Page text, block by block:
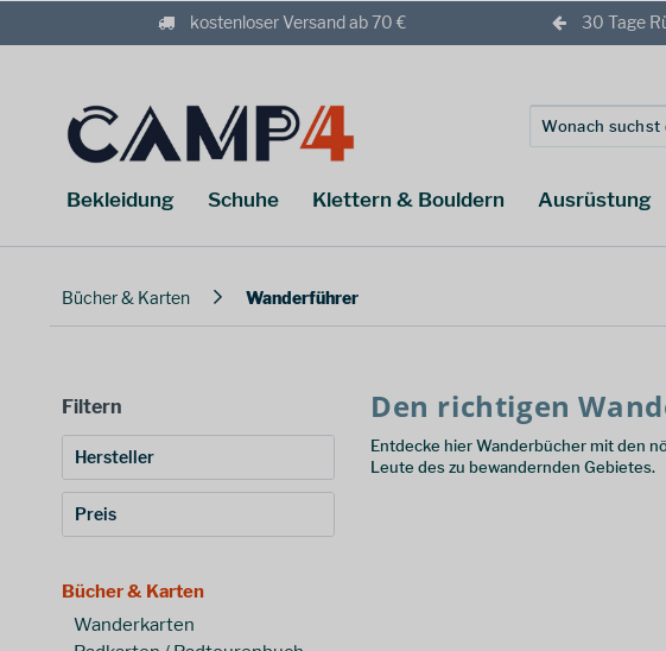
kostenloser Versand ab 70 € 30 Tage
Bekleidung Schuhe Klettern & Bouldern Ausrüstung
Bücher & Karten Wanderführer
Filtern
Hersteller
Bergverlag Rother
bikeline(2)
DUMONT Verlag
Preis
von10,00 €bis
Bücher & Karten
Wanderkarten
Den richtigen
Entdecke hier Wanderbücher mit den
Leute des zu bewandernden Gebietes.